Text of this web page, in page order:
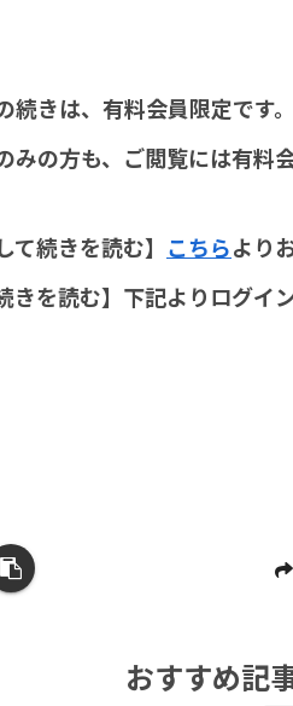
続きは、有料会員限定です。
の方も、ご閲覧には有料会
て続きを読む】 こちらより
きを読む】下記よりログイ
おすすめ記